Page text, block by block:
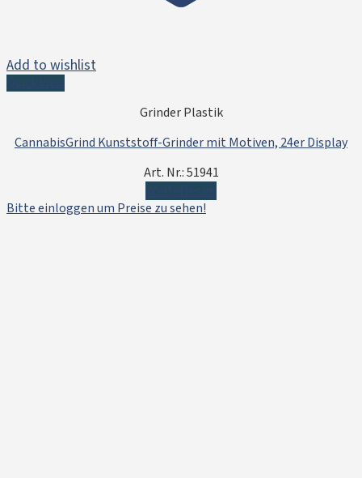
Add to wishlist
Grinder Plastik
CannabisGrind Kunststoff-Grinder mit Motiven, 24er Display
Art. Nr.: 51941
Bitte einloggen um Preise zu sehen!